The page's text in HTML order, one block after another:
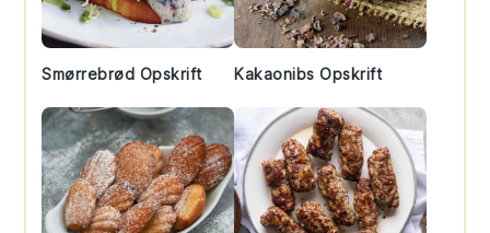
Smørrebrød Opskrift Kakaonibs Opskrift